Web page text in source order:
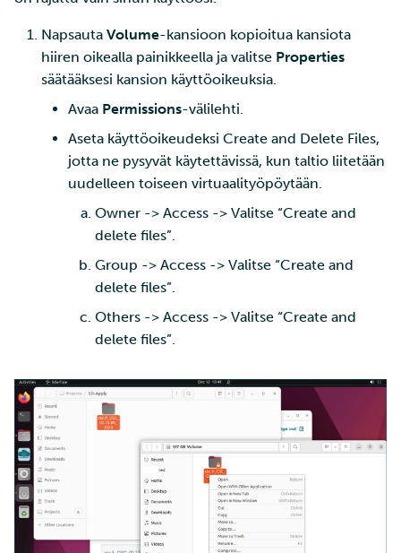
Napsauta Volume-kansioon kopioitua kansiota
hiiren oikealla painikkeella ja valitse Properties
säätääksesi kansion käyttöoikeuksia.
Avaa Permissions-välilehti.
Aseta käyttöoikeudeksi Create and Delete Files,
jotta ne pysyvät käytettävissä, kun taltio liitetään
uudelleen toiseen virtuaalityöpöytään.
Owner -> Access -> Valitse “Create and
delete files”.
Group -> Access -> Valitse “Create and
delete files”.
Others -> Access -> Valitse “Create and
delete files”.